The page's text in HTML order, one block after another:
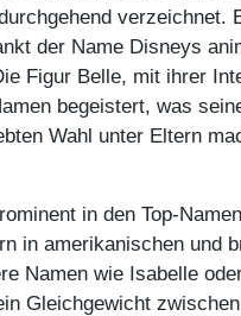
verzeichnet.
der Name Disneys
Figur Belle, mit ihrer
begeistert, was
Wahl unter Eltern
in den Top-
in amerikanischen und
Namen wie Isabelle
Gleichgewicht